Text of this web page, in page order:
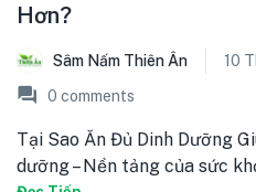
Hơn?
Sâm Nấm Thiên Ân
10
0 comments
Tại Sao Ăn Đủ Dinh Dưỡng
dưỡng – Nền tảng của sức